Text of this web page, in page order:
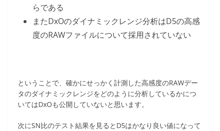
らである
またDxOのダイナミックレンジ分析はD5の高感
度のRAWファイルについて採用されていない
ということで、確かにせっかく計測した高感度のRAWデー
タのダイナミックレンジをどのように分析しているかにつ
いてはDxOも公開していないと思います。
次にSN比のテスト結果を見るとD5はかなり良い値になって